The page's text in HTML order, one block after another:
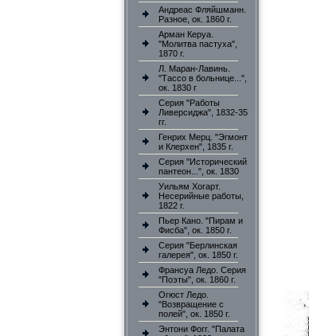
Андреас Фляйшманн.
Разное, ок. 1860 г.
Арман Керуа.
"Молитва пастуха",
1870 г.
Л. Маран-Лавинь.
"Тассо в больнице...",
ок. 1830 г
Серия "Работы
Ливерсиджа", 1832-35
гг.
Генрих Мерц. "Эгмонт
и Клерхен", 1835 г.
Серия "Исторический
пантеон...", ок. 1830
Уильям Хогарт.
Несерийные работы,
1822 г.
Пьер Кано. "Пирам и
Фисба", ок. 1850 г.
Серия "Берлинская
галерея", ок. 1850 г.
Франсуа Ледо. Серия
"Поэты", ок. 1860 г.
Огюст Ледо.
"Возвращение с
полей", ок. 1850 г.
Энтони Фогг. "Палата